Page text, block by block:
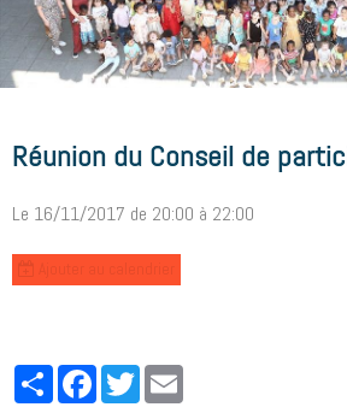
Réunion du Conseil de
Le 16/11/2017 de 20:00 à 22:00
Ajouter au calendrier
PartagerFacebookTwitter